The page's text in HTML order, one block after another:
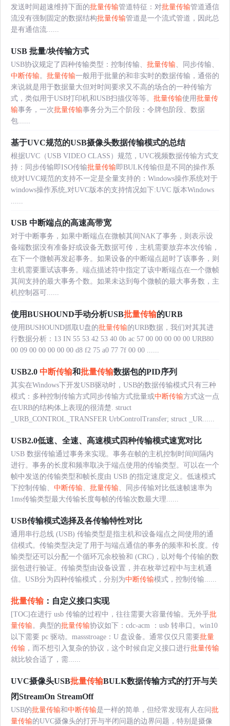
发送时间超速维持下面的批量传输管道特征：对批量传输管道通信
流没有强制固定的数据结构批量传输管道是一个流式管道，因此总
是有通信流......
USB 批量/块传输方式
USB协议规定了四种传输类型：控制传输、 批量传输、同步传输、
中断传输。 批量传输一般用于批量的和非实时的数据传输，通俗的
来说就是用于数据量大但对时间要求又不高的场合的一种传输方
式，类似用于USB打印机和USB扫描仪等等。 批量传输使用批量传
输事务，一次批量传输事务分为三个阶段：令牌包阶段、数据
包......
基于UVC规范的USB摄像头数据传输模式的总结
根据UVC（USB VIDEO CLASS）规范，UVC视频数据传输方式支
持：同步传输即ISO传输批量传输即BULK传输但是不同的操作系
统对UVC规范的支持不一定是全量支持的：Windows操作系统对于
windows操作系统,对UVC版本的支持情况如下:UVC 版本Windows
......
USB 中断端点的高速高带宽
对于中断事务，如果中断端点在微帧其间NAK了事务，则表示设
备端数据没有准备好或设备无数据可传，主机需要放弃本次传输，
在下一个微帧再发起事务。如果设备的中断端点超时了该事务，则
主机需要重试该事务。端点描述符中指定了该中断端点在一个微帧
其间支持的最大事务个数。如果未达到每个微帧的最大事务数，主
机控制器可......
使用BUSHOUND手动分析USB批量传输的URB
使用BUSHOUND抓取U盘的批量传输的URB数据，我们对其其进
行数据分析：13 IN 55 53 42 53 40 0b ac 57 00 00 00 00 00 URB80
00 09 00 00 00 00 00 d8 f2 75 a0 77 7f 00 00 ......
USB2.0 中断传输和批量传输数据包的PID序列
其实在Windows下开发USB驱动时，USB的数据传输模式只有三种
模式：多种控制传输方式同步传输方式批量或中断传输方式这一点
在URB的结构体上表现的很清楚. struct
_URB_CONTROL_TRANSFER UrbControlTransfer; struct _UR......
USB2.0低速、全速、高速模式四种传输模式速宽对比
USB 数据传输通过事务来实现。事务在帧的主机控制时间间隔内
进行。事务的长度和频率取决于端点使用的传输类型。可以在一个
帧中发送的传输类型和帧长度由 USB 的指定速度定义。低速模式
下控制传输、 中断传输、 批量传输、同步传输对比低速帧速率为
1ms传输类型最大传输长度每帧的传输次数最大理......
USB传输模式选择及各传输特性对比
通用串行总线 (USB) 传输类型是指主机和设备端点之间使用的通
信模式。传输类型决定了用于与端点通信的事务的频率和长度。传
输类型还可以分配一个循环冗余校验和 (CRC)，以对每个传输的数
据包进行验证。传输类型由设备设置，并在枚举过程中与主机通
信。USB分为四种传输模式，分别为中断传输模式，控制传输......
批量传输：自定义接口实现
[TOC]在进行 usb 传输的过程中，往往需要大容量传输。无外乎批
量传输。典型的批量传输协议如下：cdc-acm ：usb 转串口。win10
以下需要 pc 驱动。massstroage：U 盘设备。通常仅仅只需要批量
传输 ，而不想引入复杂的协议，这个时候自定义接口进行批量传输
就比较合适了，需......
UVC摄像头USB批量传输BULK数据传输方式的打开与关
闭StreamOn StreamOff
USB的批量传输和中断传输是一样的简单，但经常发现有人在问批
量传输的UVC摄像头的打开与半闭问题的边界问题，特别是摄像